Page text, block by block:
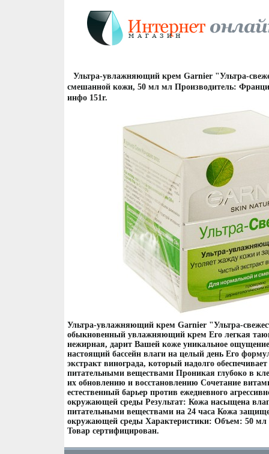
Ультра-увлажняющий крем Garnier "Ультра-
смешанной кожи, 50 мл мл Производитель:
инфо 151r.
Ультра-увлажняющий крем Garnier "Ультра-
обыкновенный увлажняющий крем Его легкая
нежирная, дарит Вашей коже уникальное
настоящий бассейн влаги на целый день Его
экстракт винограда, который надолго
питательными веществами Проникая глубоко в
их обновлению и восстановлению Сочетание
естественный барьер против ежедневного
окружающей среды Результат: Кожа насыщена
питательными веществами на 24 часа Кожа
окружающей среды Характеристики: Объем: 50
Товар сертифицирован.